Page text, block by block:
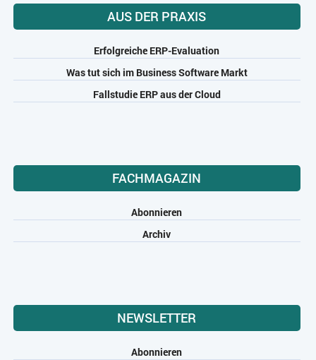
AUS DER PRAXIS
Erfolgreiche ERP-Evaluation
Was tut sich im Business Software Markt
Fallstudie ERP aus der Cloud
FACHMAGAZIN
Abonnieren
Archiv
NEWSLETTER
Abonnieren